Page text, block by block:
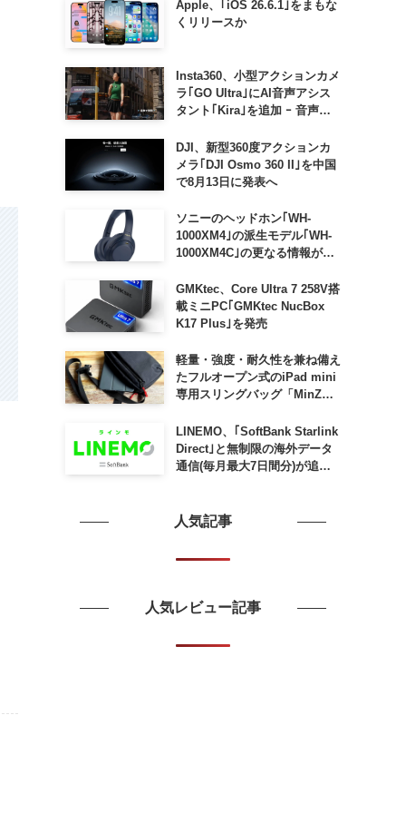
Apple、｢iOS 26.6.1｣をまもな
くリリースか
Insta360、小型アクションカメ
ラ｢GO Ultra｣にAI音声アシス
タント｢Kira｣を追加 ｰ 音声で
などが利用可能に
DJI、新型360度アクションカ
メラ｢DJI Osmo 360 II｣を中国
で8月13日に発表へ
ソニーのヘッドホン｢WH-
1000XM4｣の派生モデル｢WH-
1000XM4C｣の更なる情報が明
GMKtec、Core Ultra 7 258V搭
載ミニPC｢GMKtec NucBox
K17 Plus｣を発売
軽量・強度・耐久性を兼ね備え
たフルオープン式のiPad mini
専用スリングバッグ「MinZ
発売
LINEMO、｢SoftBank Starlink
Direct｣と無制限の海外データ
通信(毎月最大7日間分)が追加
人気記事
人気レビュー記事